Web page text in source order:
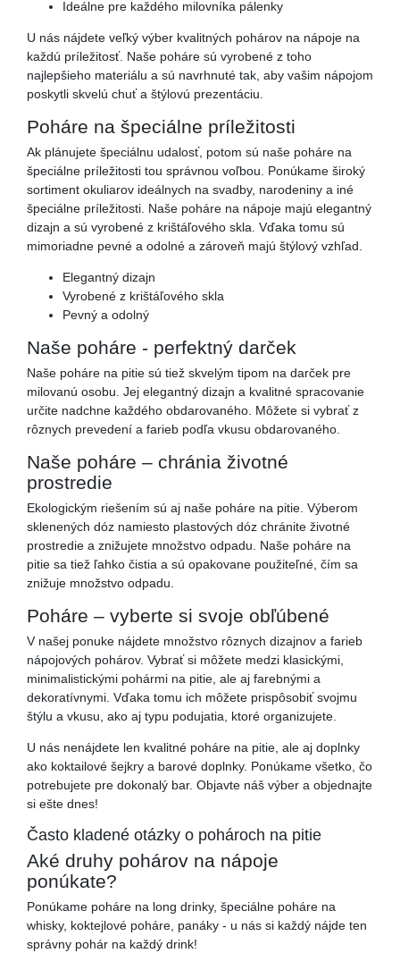
Ideálne pre každého milovníka pálenky
U nás nájdete veľký výber kvalitných pohárov na nápoje na
každú príležitosť. Naše poháre sú vyrobené z toho
najlepšieho materiálu a sú navrhnuté tak, aby vašim nápojom
poskytli skvelú chuť a štýlovú prezentáciu.
Poháre na špeciálne príležitosti
Ak plánujete špeciálnu udalosť, potom sú naše poháre na
špeciálne príležitosti tou správnou voľbou. Ponúkame široký
sortiment okuliarov ideálnych na svadby, narodeniny a iné
špeciálne príležitosti. Naše poháre na nápoje majú elegantný
dizajn a sú vyrobené z krištáľového skla. Vďaka tomu sú
mimoriadne pevné a odolné a zároveň majú štýlový vzhľad.
Elegantný dizajn
Vyrobené z krištáľového skla
Pevný a odolný
Naše poháre - perfektný darček
Naše poháre na pitie sú tiež skvelým tipom na darček pre
milovanú osobu. Jej elegantný dizajn a kvalitné spracovanie
určite nadchne každého obdarovaného. Môžete si vybrať z
rôznych prevedení a farieb podľa vkusu obdarovaného.
Naše poháre – chránia životné
prostredie
Ekologickým riešením sú aj naše poháre na pitie. Výberom
sklenených dóz namiesto plastových dóz chránite životné
prostredie a znižujete množstvo odpadu. Naše poháre na
pitie sa tiež ľahko čistia a sú opakovane použiteľné, čím sa
znižuje množstvo odpadu.
Poháre – vyberte si svoje obľúbené
V našej ponuke nájdete množstvo rôznych dizajnov a farieb
nápojových pohárov. Vybrať si môžete medzi klasickými,
minimalistickými pohármi na pitie, ale aj farebnými a
dekoratívnymi. Vďaka tomu ich môžete prispôsobiť svojmu
štýlu a vkusu, ako aj typu podujatia, ktoré organizujete.
U nás nenájdete len kvalitné poháre na pitie, ale aj doplnky
ako koktailové šejkry a barové doplnky. Ponúkame všetko, čo
potrebujete pre dokonalý bar. Objavte náš výber a objednajte
si ešte dnes!
Často kladené otázky o pohároch na pitie
Aké druhy pohárov na nápoje
ponúkate?
Ponúkame poháre na long drinky, špeciálne poháre na
whisky, koktejlové poháre, panáky - u nás si každý nájde ten
správny pohár na každý drink!